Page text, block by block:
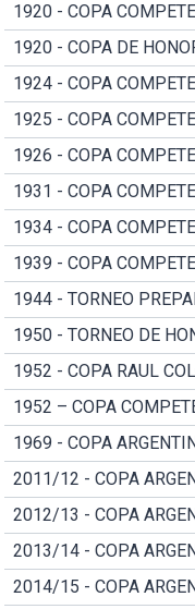
1920 - COPA
1920 - COPA DE
1924 - COPA
1925 - COPA
1926 - COPA
1931 - COPA
1934 - COPA
1939 - COPA
1944 - TORNEO
1950 - TORNEO DE
1952 - COPA RAUL
1952 – COPA
1969 - COPA
2011/12 - COPA
2012/13 - COPA
2013/14 - COPA
2014/15 - COPA